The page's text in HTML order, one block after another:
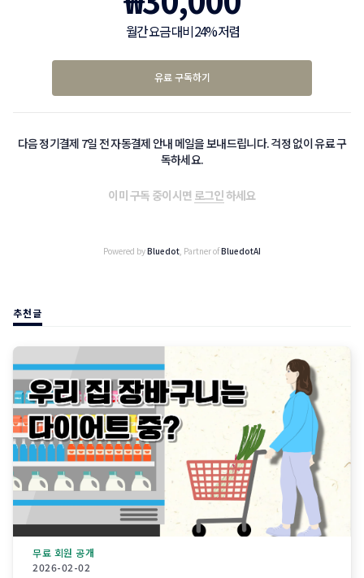
월간 요금 대비 24% 저렴
유료 구독하기
다음 정기결제 7일 전 자동결제 안내 메일을 보내드립니다. 걱정 없이 유료 구
독하세요.
이미 구독 중이시면 로그인하세요
Powered byBluedot, Partner ofBluedotAI
추천글
2026-02-02
무료 회원 공개